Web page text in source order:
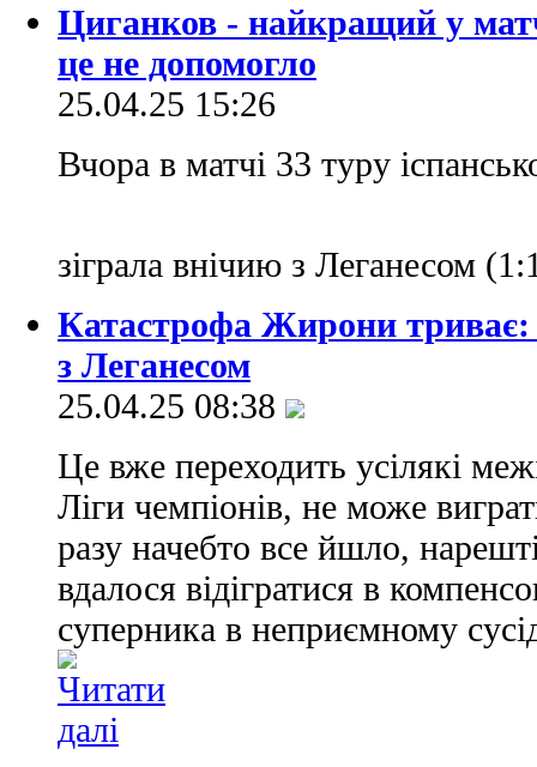
Циганков - найкращий у
це не допомогло
25.04.25 15:26
Вчора в матчі 33 туру
зіграла внічию з Леганесом
Катастрофа Жирони триває:
з Леганесом
25.04.25 08:38
Це вже переходить усілякі
Ліги чемпіонів, не може
разу начебто все йшло,
вдалося відігратися в
суперника в неприємному